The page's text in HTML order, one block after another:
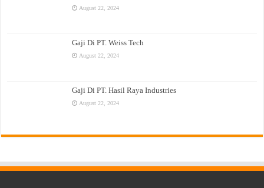
August 22, 2024
Gaji Di PT. Weiss Tech
August 22, 2024
Gaji Di PT. Hasil Raya Industries
August 22, 2024